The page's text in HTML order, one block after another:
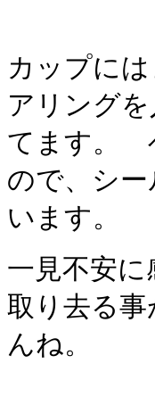
カップに
アリング
てます。
ので、シ
います。
一見不安
取り去る
んね。